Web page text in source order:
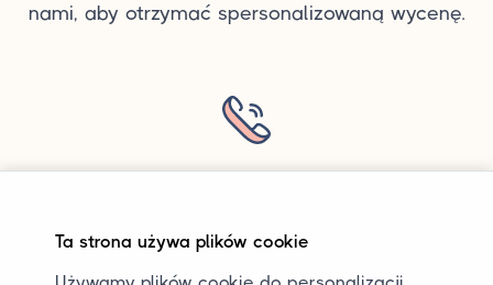
nami, aby otrzymać spersonalizowaną wycenę.
Chcesz dowiedzieć się więcej o transporcie
Ta strona używa plików cookie